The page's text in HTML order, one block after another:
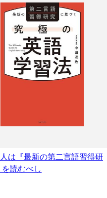
は『最新の第二言語習得研
読むべし